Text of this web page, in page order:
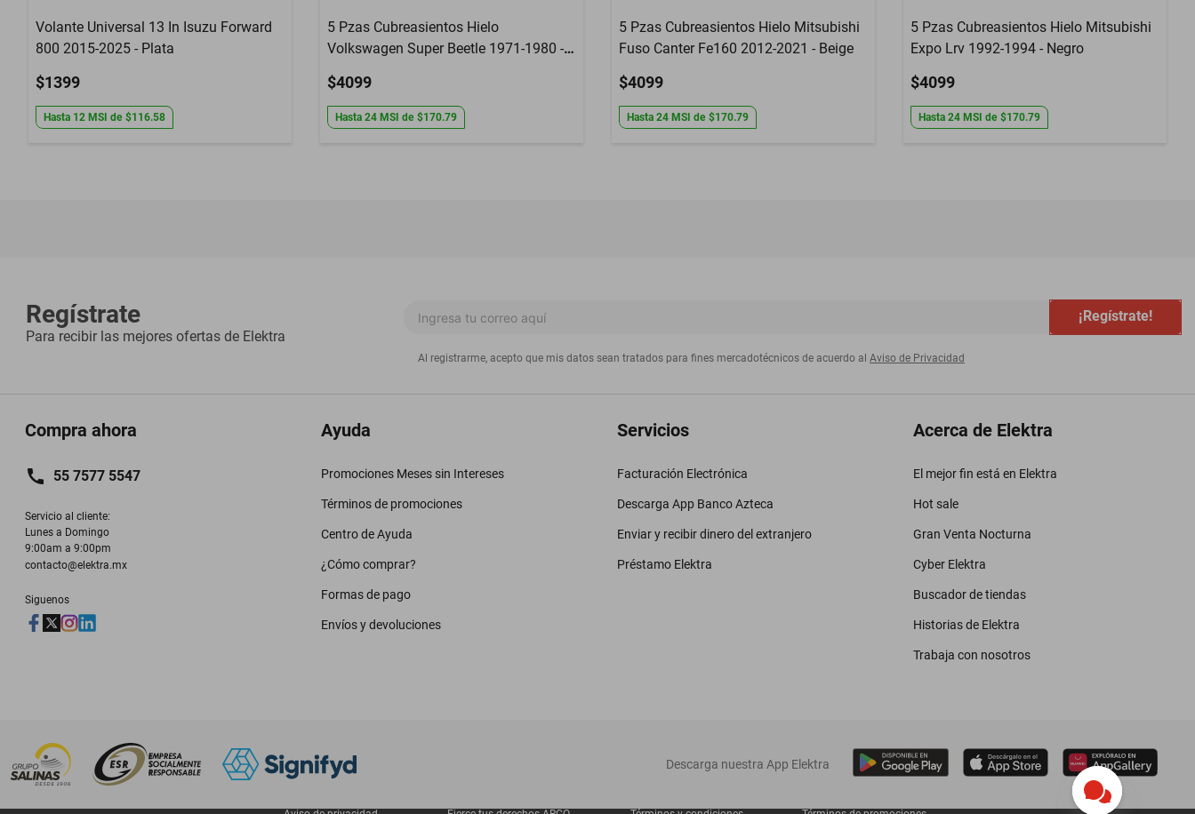
Volante Universal 13 In Isuzu Forward
800 2015-2025 - Plata
$1399
Hasta 12 MSI de $116.58
5 Pzas Cubreasientos Hielo
Volkswagen Super Beetle 1971-1980 -
$4099
Hasta 24 MSI de $170.79
5 Pzas Cubreasientos Hielo Mitsubishi
Fuso Canter Fe160 2012-2021 - Beige
$4099
Hasta 24 MSI de $170.79
5 Pzas Cubreasientos Hielo Mitsubishi
Expo Lrv 1992-1994 - Negro
$4099
Hasta 24 MSI de $170.79
Regístrate
Para recibir las mejores ofertas de Elektra
¡Regístrate!
Al registrarme, acepto que mis datos sean tratados para fines mercadotécnicos de acuerdo al Aviso de Privacidad
Compra ahora
55 7577 5547
Servicio al cliente:
Lunes a Domingo
9:00am a 9:00pm
contacto@elektra.mx
Siguenos
Ayuda
Promociones Meses sin Intereses
Términos de promociones
Centro de Ayuda
¿Cómo comprar?
Formas de pago
Envíos y devoluciones
Servicios
Facturación Electrónica
Descarga App Banco Azteca
Enviar y recibir dinero del extranjero
Préstamo Elektra
Acerca de Elektra
El mejor fin está en Elektra
Hot sale
Gran Venta Nocturna
Cyber Elektra
Buscador de tiendas
Historias de Elektra
Trabaja con nosotros
‎ Descarga nuestra App Elektra